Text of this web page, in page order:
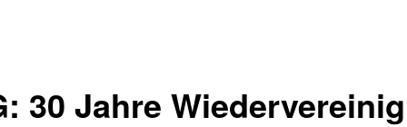
30 Jahre